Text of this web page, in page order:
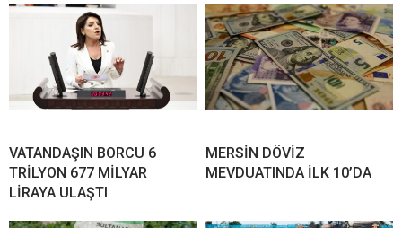
VATANDAŞIN BORCU 6
TRİLYON 677 MİLYAR
LİRAYA ULAŞTI
MERSİN DÖVİZ
MEVDUATINDA İLK 10’DA